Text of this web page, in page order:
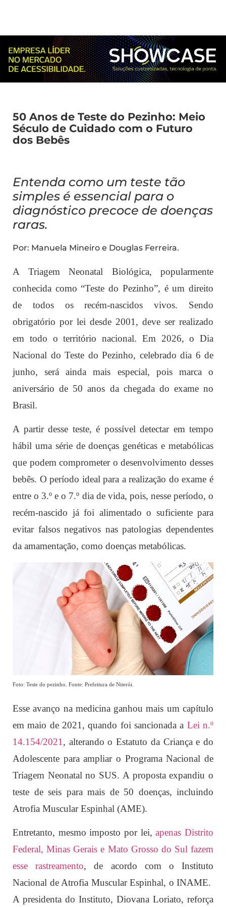
50 Anos de Teste do Pezinho: Meio
Século de Cuidado com o Futuro
dos Bebês
Entenda como um teste tão
simples é essencial para o
diagnóstico precoce de doenças
raras.
Por: Manuela Mineiro e Douglas Ferreira.
A Triagem Neonatal Biológica, popularmente
conhecida como “Teste do Pezinho”, é um direito
de todos os recém-nascidos vivos. Sendo
obrigatório por lei desde 2001, deve ser realizado
em todo o território nacional. Em 2026, o Dia
Nacional do Teste do Pezinho, celebrado dia 6 de
junho, será ainda mais especial, pois marca o
aniversário de 50 anos da chegada do exame no
Brasil.
A partir desse teste, é possível detectar em tempo
hábil uma série de doenças genéticas e metabólicas
que podem comprometer o desenvolvimento desses
bebês. O período ideal para a realização do exame é
entre o 3.º e o 7.º dia de vida, pois, nesse período, o
recém-nascido já foi alimentado o suficiente para
evitar falsos negativos nas patologias dependentes
da amamentação, como doenças metabólicas.
Foto: Teste do pezinho. Fonte: Prefeitura de Niterói.
Esse avanço na medicina ganhou mais um capítulo
em maio de 2021, quando foi sancionada a Lei n.º
14.154/2021 , alterando o Estatuto da Criança e do
Adolescente para ampliar o Programa Nacional de
Triagem Neonatal no SUS. A proposta expandiu o
teste de seis para mais de 50 doenças, incluindo
Atrofia Muscular Espinhal (AME).
Entretanto, mesmo imposto por lei,apenas Distrito
Federal, Minas Gerais e Mato Grosso do Sul fazem
esse rastreamento, de acordo com o Instituto
Nacional de Atrofia Muscular Espinhal, o INAME.
A presidenta do Instituto, Diovana Loriato, reforça